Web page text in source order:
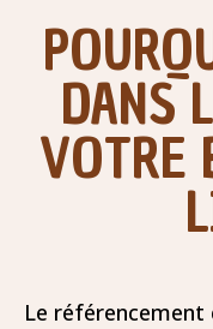
DANS
VOTRE
Le